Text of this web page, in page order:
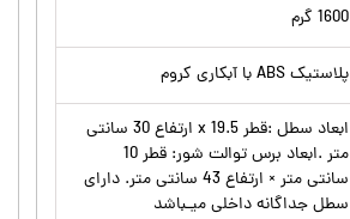
1600 گرم
پلاستیک ABS با آبکاری کروم
ابعاد سطل :قطر 19.5 x ارتفاع 30 سانتى
متر .ابعاد برس توالت شور: قطر 10
سانتی متر × ارتفاع 43 سانتى متر. داراى
سطل جداگانه داخلى ميـباشد